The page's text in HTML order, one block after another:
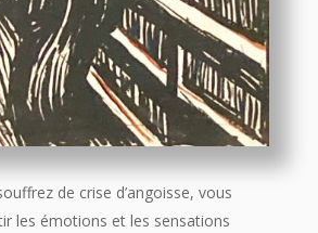
de crise d’angoisse, vous
les émotions et les sensations